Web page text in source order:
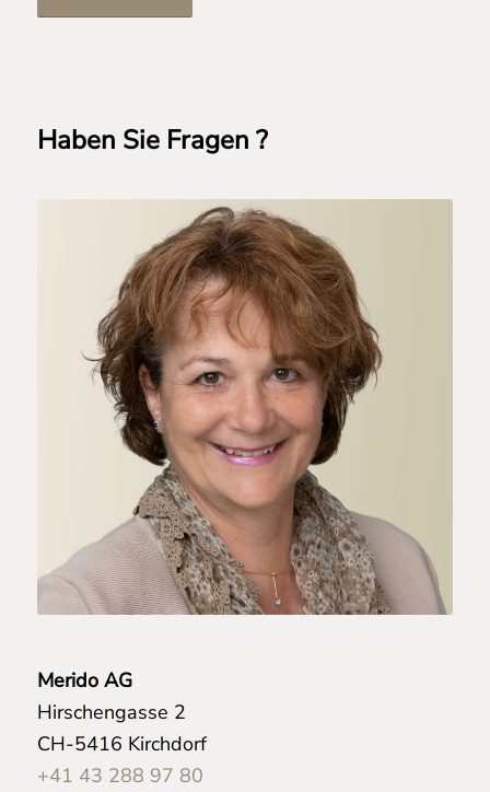
Haben Sie Fragen ?
Merido AG
Hirschengasse 2
CH-5416 Kirchdorf
+41 43 288 97 80